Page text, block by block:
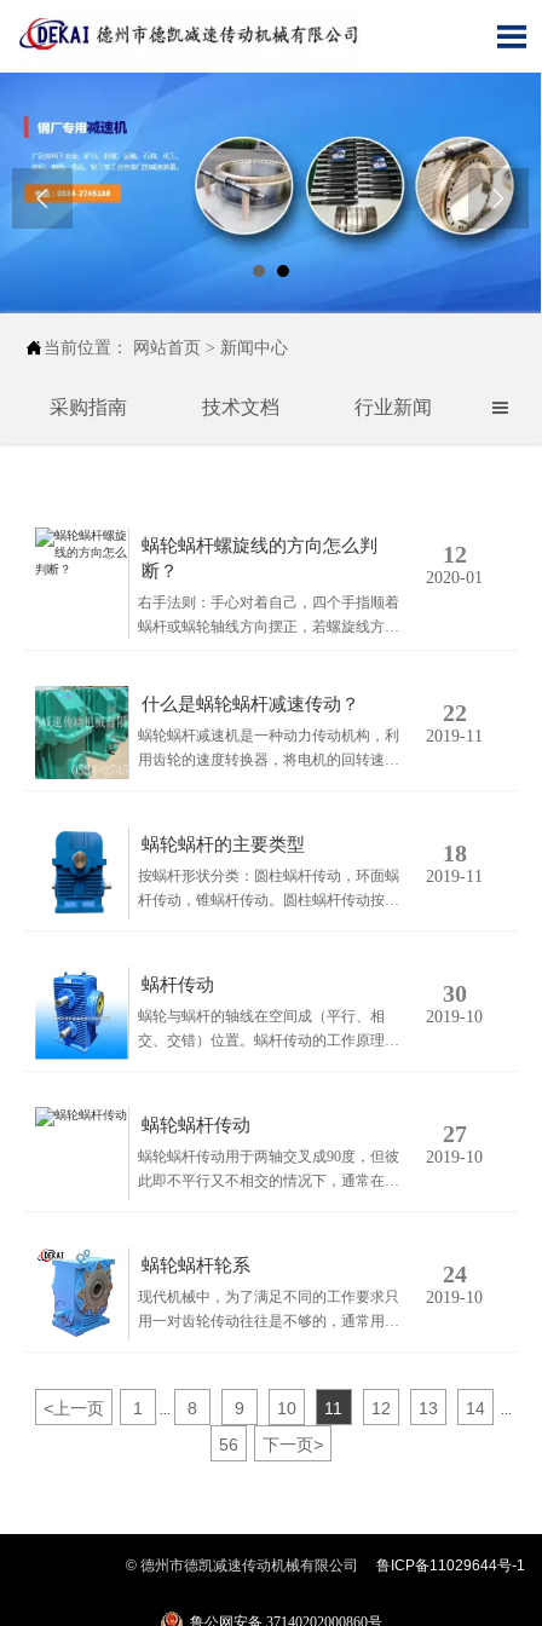

 
 当前位置： 网站首页 > 新闻中心
采购指南 技术文档 行业新闻 
蜗轮蜗杆螺旋线的方向怎么判
断？
右手法则：手心对着自己，四个手指顺着
蜗杆或蜗轮轴线方向摆正，若螺旋线方向
12
2020-01
什么是蜗轮蜗杆减速传动？
蜗轮蜗杆减速机是一种动力传动机构，利
用齿轮的速度转换器，将电机的回转速减
速机的应用范围相当广泛。在各式机械的
传动系统中都可以见到它的踪迹，从交通
工具的船舶、汽车、机车、建筑用的重型
机具，机械工业所用的加工机具及自动化
22
2019-11
蜗轮蜗杆的主要类型
按蜗杆形状分类：圆柱蜗杆传动，环面蜗
杆传动，锥蜗杆传动。圆柱蜗杆传动按蜗
圆弧圆柱蜗杆传动两类。
18
2019-11
蜗杆传动
蜗轮与蜗杆的轴线在空间成（平行、相
交、交错）位置。蜗杆传动的工作原理：
件、蜗轮为从动件。蜗杆传动的特点：传
动比大，结构紧凑。传动平稳，噪声小。
有自锁性，可防止负载反转。
30
2019-10
蜗轮蜗杆传动
蜗轮蜗杆传动用于两轴交叉成90度，但彼
此即不平行又不相交的情况下，通常在蜗
27
2019-10
蜗轮蜗杆轮系
现代机械中，为了满足不同的工作要求只
用一对齿轮传动往往是不够的，通常用一
24
2019-10
<上一页 1 8 9 10 11 12 13 14
56 下一页>
© 德州市德凯减速传动机械有限公司 鲁ICP备11029644号-1